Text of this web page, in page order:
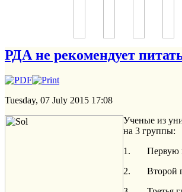
РДА не рекомендует
Tuesday, 07 July 2015 17:08
Ученые из
на 3 группы:
1. Первую
2. Второй